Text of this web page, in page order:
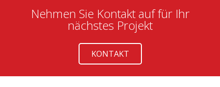
Nehmen Sie Kontakt auf für Ihr
nächstes Projekt
KONTAKT